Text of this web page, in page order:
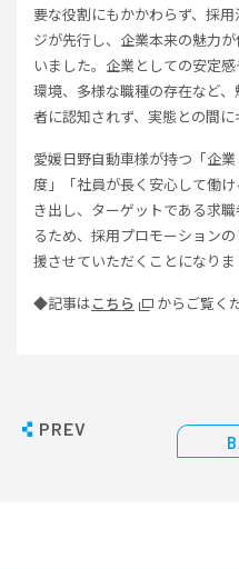
要な役割にもかかわらず、採
ジが先行し、企業本来の魅力
いました。企業としての安定
環境、多様な職種の存在など
者に認知されず、実態との間に
愛媛日野自動車様が持つ「企
度」「社員が長く安心して働
き出し、ターゲットである求
るため、採用プロモーション
援させていただくことになりま
◆記事はこちら からご覧く
PREV